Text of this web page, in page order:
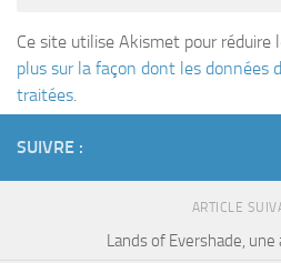
Ce site utilise Akismet pour réduire
plus sur la façon dont les données
traitées.
SUIVRE :
ARTICLE
Lands of Evershade,